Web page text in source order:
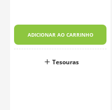
ADICIONAR AO CARRINHO
Tesouras